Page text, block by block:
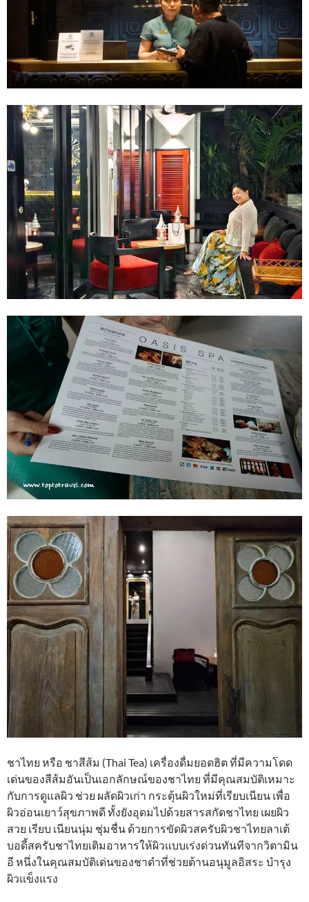
ชาไทย หรือ ชาสีส้ม (Thai Tea) เครื่องดื่มยอดฮิต ที่มีความโดด
เด่นของสีส้มอันเป็นเอกลักษณ์ของชาไทย ที่มีคุณสมบัติเหมาะ
กับการดูแลผิว ช่วย ผลัดผิวเก่า กระตุ้นผิวใหม่ที่เรียบเนียน เพื่อ
ผิวอ่อนเยาว์สุขภาพดี ทั้งยังอุดมไปด้วยสารสกัดชาไทย เผยผิว
สวย เรียบ เนียนนุ่ม ชุ่มชื่น ด้วยการขัดผิวสครับผิวชาไทยลาเต้
บอดี้สครับชาไทยเติมอาหารให้ผิวแบบเร่งด่วนทันทีจากวิตามิน
อี หนึ่งในคุณสมบัติเด่นของชาดำที่ช่วยต้านอนุมูลอิสระ บำรุง
ผิวแข็งแรง